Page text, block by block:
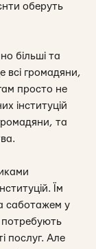
оберуть
більші та
всі громадяни,
просто не
інституцій
та
Їм
саботажем у
послуг. Але